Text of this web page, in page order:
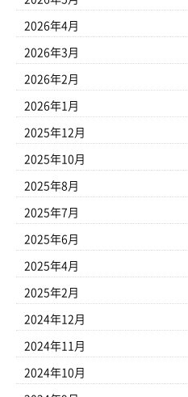
2026年4月
2026年3月
2026年2月
2026年1月
2025年12月
2025年10月
2025年8月
2025年7月
2025年6月
2025年4月
2025年2月
2024年12月
2024年11月
2024年10月